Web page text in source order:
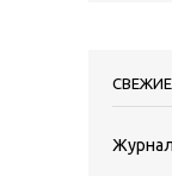
Журнал